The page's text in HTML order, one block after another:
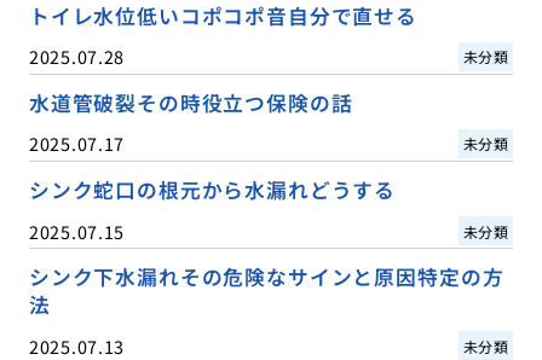
トイレ水位低いコポコポ音自分で直せる
2025.07.28 未分類
水道管破裂その時役立つ保険の話
2025.07.17 未分類
シンク蛇口の根元から水漏れどうする
2025.07.15 未分類
シンク下水漏れその危険なサインと原因特定の方
法
2025.07.13 未分類